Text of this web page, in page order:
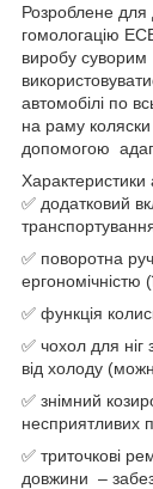
Розроблене
гомологацію
виробу
автомобілі по
на раму
допомогою
Характеристики
✅ додатковий
✅ поворотна
✅ функція
✅ чохол для
від холоду
✅ знімний
несприятливих
✅ триточкові
довжини –